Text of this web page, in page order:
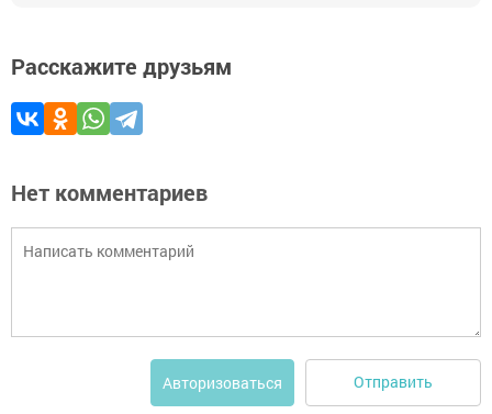
Расскажите друзьям
Нет комментариев
Авторизоваться Отправить